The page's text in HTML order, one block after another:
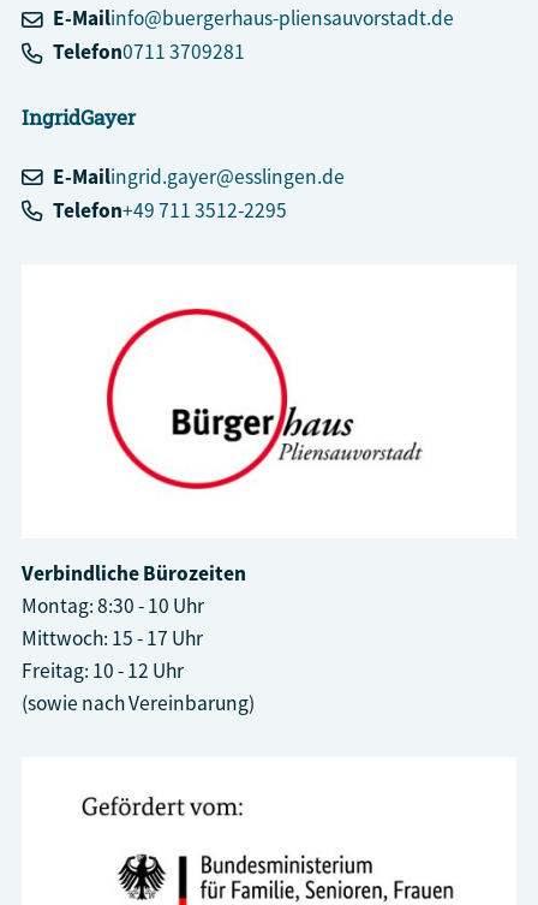
E-Mailinfo@buergerhaus-pliensauvorstadt.de
Telefon0711 3709281
IngridGayer
E-Mailingrid.gayer@esslingen.de
Telefon+49 711 3512-2295
Verbindliche Bürozeiten
Montag: 8:30 - 10 Uhr
Mittwoch: 15 - 17 Uhr
Freitag: 10 - 12 Uhr
(sowie nach Vereinbarung)